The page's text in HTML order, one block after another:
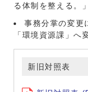
る体制を整える。
事務分掌の変更
「環境資源課」へ
新旧対照表